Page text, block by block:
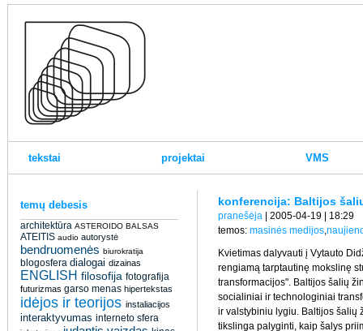
tekstai projektai VMS
temų debesis
architektūra ASTEROIDO BALSAS
ATEITIS audio autorystė
bendruomenės biurokratija
blogosfera dialogai dizainas
ENGLISH filosofija fotografija
futurizmas garso menas hipertekstas
idėjos ir teorijos instaliacijos
interaktyvumas interneto sfera
konferencija: Baltijos
pranešėja | 2005-04-19 | 18:29
temos: masinės medijos,
Kvietimas dalyvauti į Vytauto
rengiamą tarptautinę mokslinę
transformacijos". Baltijos šalių
socialiniai ir technologiniai
ir valstybiniu lygiu. Baltijos šalių
tikslinga palyginti, kaip šalys